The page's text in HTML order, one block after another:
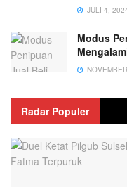
JULI 4,
Modus
Radar Populer